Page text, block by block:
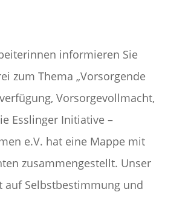
informieren Sie
zum Thema „Vorsorgende
Vorsorgevollmacht,
Esslinger Initiative –
e.V. hat eine Mappe mit
zusammengestellt. Unser
auf Selbstbestimmung und